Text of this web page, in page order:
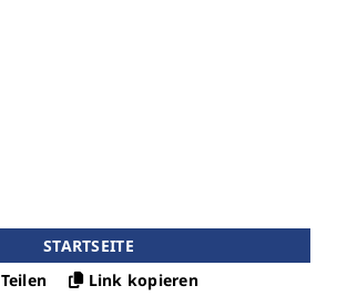
STARTSEITE
Teilen
Link kopieren